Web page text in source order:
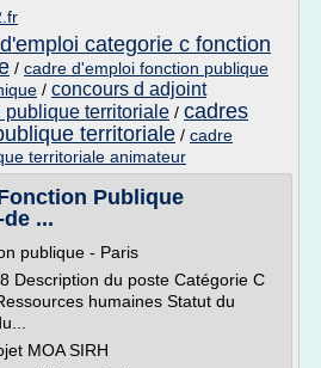
categorie c fonction
/ cadre d'emploi fonction publique
/ concours d adjoint
publique territoriale / cadres
territoriale / cadre
territoriale animateur
Publique
...
publique - Paris
Description du poste Catégorie C
humaines Statut du
MOA SIRH